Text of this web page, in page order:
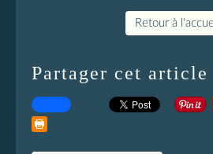
Retour à
Partager cet article